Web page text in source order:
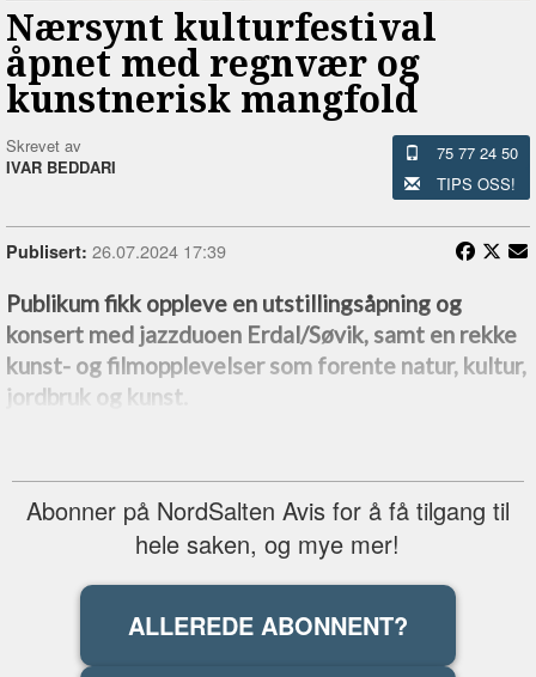
Nærsynt kulturfestival
åpnet med regnvær og
kunstnerisk mangfold
Skrevet av
IVAR BEDDARI
75 77 24 50
TIPS OSS!
Publisert: 26.07.2024 17:39
Publikum fikk oppleve en utstillingsåpning og
konsert med jazzduoen Erdal/Søvik, samt en rekke
kunst- og filmopplevelser som forente natur, kultur,
jordbruk og kunst.
Abonner på NordSalten Avis for å få tilgang til
hele saken, og mye mer!
ALLEREDE ABONNENT?